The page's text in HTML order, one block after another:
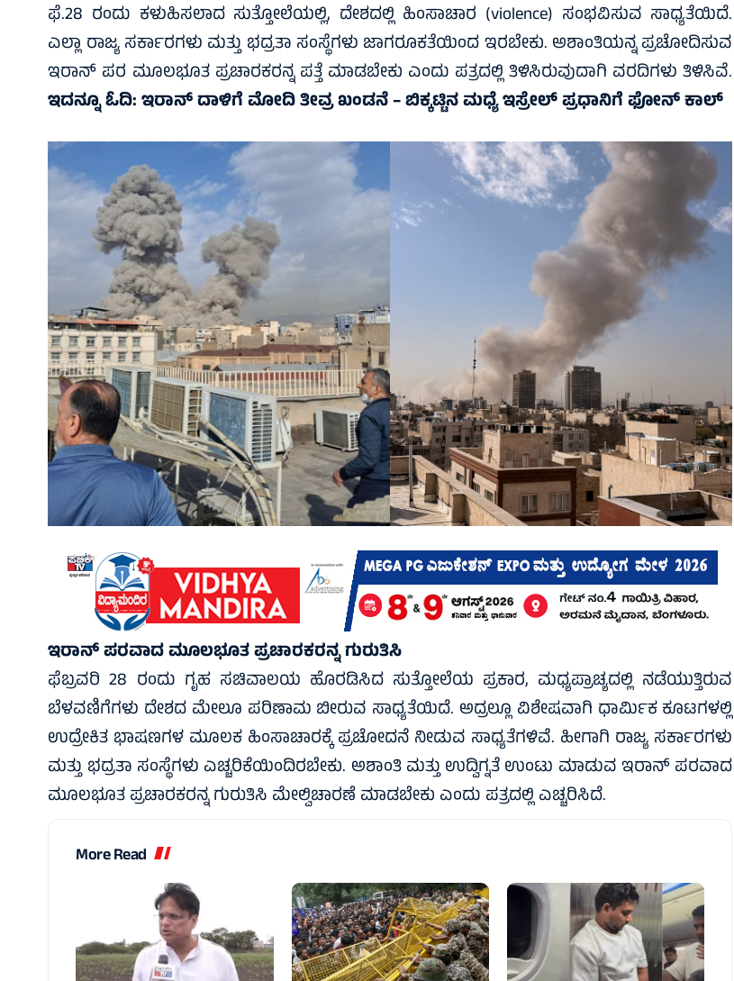
ಫೆ.28 ರಂದು ಕಳುಹಿಸಲಾದ ಸುತ್ತೋಲೆಯಲ್ಲಿ, ದೇಶದಲ್ಲಿ ಹಿಂಸಾಚಾರ (violence) ಸಂಭವಿಸುವ ಸಾಧ್ಯತೆಯಿದೆ.
ಎಲ್ಲಾ ರಾಜ್ಯ ಸರ್ಕಾರಗಳು ಮತ್ತು ಭದ್ರತಾ ಸಂಸ್ಥೆಗಳು ಜಾಗರೂಕತೆಯಿಂದ ಇರಬೇಕು. ಅಶಾಂತಿಯನ್ನ ಪ್ರಚೋದಿಸುವ
ಇರಾನ್‌ ಪರ ಮೂಲಭೂತ ಪ್ರಚಾರಕರನ್ನ ಪತ್ತೆ ಮಾಡಬೇಕು ಎಂದು ಪತ್ರದಲ್ಲಿ ತಿಳಿಸಿರುವುದಾಗಿ ವರದಿಗಳು ತಿಳಿಸಿವೆ.
ಇದನ್ನೂ ಓದಿ:ಇರಾನ್‌ ದಾಳಿಗೆ ಮೋದಿ ತೀವ್ರ ಖಂಡನೆ – ಬಿಕ್ಕಟ್ಟಿನ ಮಧ್ಯೆ ಇಸ್ರೇಲ್‌ ಪ್ರಧಾನಿಗೆ ಫೋನ್‌ ಕಾಲ್‌
ಇರಾನ್‌ ಪರವಾದ ಮೂಲಭೂತ ಪ್ರಚಾರಕರನ್ನ ಗುರುತಿಸಿ
ಫೆಬ್ರವರಿ 28 ರಂದು ಗೃಹ ಸಚಿವಾಲಯ ಹೊರಡಿಸಿದ ಸುತ್ತೋಲೆಯ ಪ್ರಕಾರ, ಮಧ್ಯಪ್ರಾಚ್ಯದಲ್ಲಿ ನಡೆಯುತ್ತಿರುವ
ಬೆಳವಣಿಗೆಗಳು ದೇಶದ ಮೇಲೂ ಪರಿಣಾಮ ಬೀರುವ ಸಾಧ್ಯತೆಯಿದೆ. ಅದ್ರಲ್ಲೂ ವಿಶೇಷವಾಗಿ ಧಾರ್ಮಿಕ ಕೂಟಗಳಲ್ಲಿ
ಉದ್ರೇಕಿತ ಭಾಷಣಗಳ ಮೂಲಕ ಹಿಂಸಾಚಾರಕ್ಕೆ ಪ್ರಚೋದನೆ ನೀಡುವ ಸಾಧ್ಯತೆಗಳಿವೆ. ಹೀಗಾಗಿ ರಾಜ್ಯ ಸರ್ಕಾರಗಳು
ಮತ್ತು ಭದ್ರತಾ ಸಂಸ್ಥೆಗಳು ಎಚ್ಚರಿಕೆಯಿಂದಿರಬೇಕು. ಅಶಾಂತಿ ಮತ್ತು ಉದ್ವಿಗ್ನತೆ ಉಂಟು ಮಾಡುವ ಇರಾನ್‌ ಪರವಾದ
ಮೂಲಭೂತ ಪ್ರಚಾರಕರನ್ನ ಗುರುತಿಸಿ ಮೇಲ್ವಿಚಾರಣೆ ಮಾಡಬೇಕು ಎಂದು ಪತ್ರದಲ್ಲಿ ಎಚ್ಚರಿಸಿದೆ.
More Read